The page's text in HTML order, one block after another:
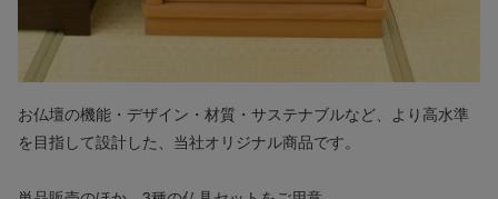
お仏壇の機能・デザイン・材質・サステナブルなど、より高水準
を目指して設計した、当社オリジナル商品です。